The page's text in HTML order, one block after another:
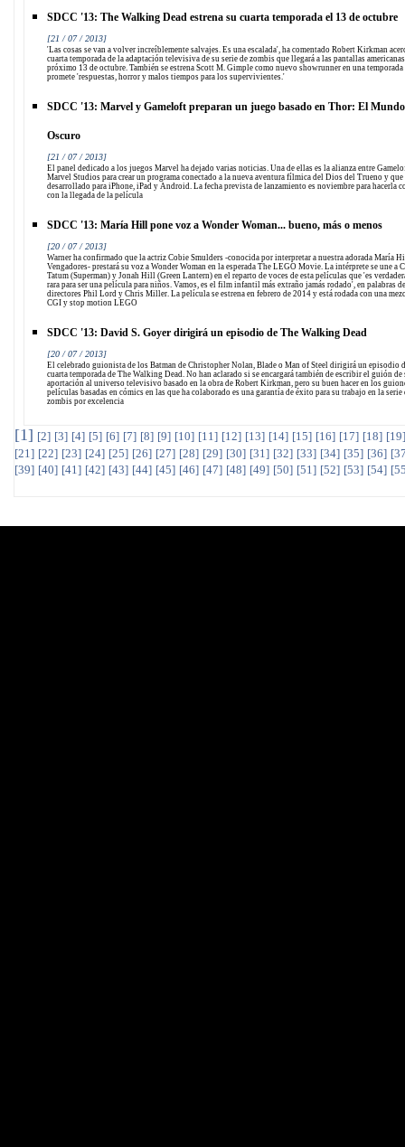
SDCC '13: The Walking Dead estrena su cuarta temporada el 13 de octubre
[21 / 07 / 2013]
'Las cosas se van a volver increíblemente salvajes. Es una escalada', ha comentado Robert Kirkman
cuarta temporada de la adaptación televisiva de su serie de zombis que llegará a las pantallas
próximo 13 de octubre. También se estrena Scott M. Gimple como nuevo showrunner en una temporada
promete 'respuestas, horror y malos tiempos para los supervivientes.'
SDCC '13: Marvel y Gameloft preparan un juego basado en Thor: El Mundo
Oscuro
[21 / 07 / 2013]
El panel dedicado a los juegos Marvel ha dejado varias noticias. Una de ellas es la alianza entre
Marvel Studios para crear un programa conectado a la nueva aventura fílmica del Dios del Trueno y que
desarrollado para iPhone, iPad y Android. La fecha prevista de lanzamiento es noviembre para hacerla
con la llegada de la película
SDCC '13: María Hill pone voz a Wonder Woman... bueno, más o menos
[20 / 07 / 2013]
Warner ha confirmado que la actriz Cobie Smulders -conocida por interpretar a nuestra adorada María
Vengadores- prestará su voz a Wonder Woman en la esperada The LEGO Movie. La intérprete se une a
Tatum (Superman) y Jonah Hill (Green Lantern) en el reparto de voces de esta películas que 'es
rara para ser una película para niños. Vamos, es el film infantil más extraño jamás rodado', en palabras
directores Phil Lord y Chris Miller. La película se estrena en febrero de 2014 y está rodada con una
CGI y stop motion LEGO
SDCC '13: David S. Goyer dirigirá un episodio de The Walking Dead
[20 / 07 / 2013]
El celebrado guionista de los Batman de Christopher Nolan, Blade o Man of Steel dirigirá un episodio
cuarta temporada de The Walking Dead. No han aclarado si se encargará también de escribir el guión de
aportación al universo televisivo basado en la obra de Robert Kirkman, pero su buen hacer en los
películas basadas en cómics en las que ha colaborado es una garantía de éxito para su trabajo en la serie
zombis por excelencia
[1] [2] [3] [4] [5] [6] [7] [8] [9] [10] [11] [12] [13] [14] [15] [16] [17] [18] [19]
[21] [22] [23] [24] [25] [26] [27] [28] [29] [30] [31] [32] [33] [34] [35] [36] [
[39] [40] [41] [42] [43] [44] [45] [46] [47] [48] [49] [50] [51] [52] [53] [54] [